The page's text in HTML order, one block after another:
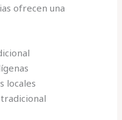
ofrecen una
locales
tradicional